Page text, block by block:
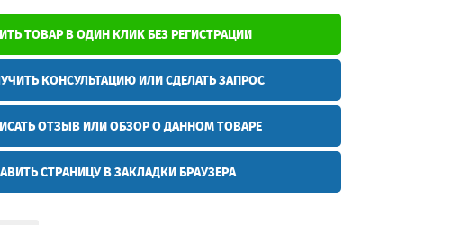
ТОВАР В ОДИН КЛИК БЕЗ РЕГИСТРАЦИИ
КОНСУЛЬТАЦИЮ ИЛИ СДЕЛАТЬ ЗАПРОС
ОТЗЫВ ИЛИ ОБЗОР О ДАННОМ ТОВАРЕ
СТРАНИЦУ В ЗАКЛАДКИ БРАУЗЕРА